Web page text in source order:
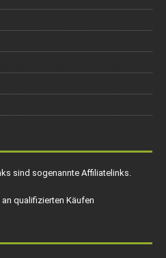
sind sogenannte Affiliatelinks.
qualifizierten Käufen